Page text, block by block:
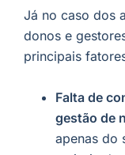
Já no caso dos
donos e
principais
Falta de
gestão de
apenas do